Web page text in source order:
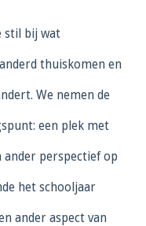
stil bij wat
thuiskomen en
We nemen de
een plek met
ander perspectief op
het schooljaar
ander aspect van